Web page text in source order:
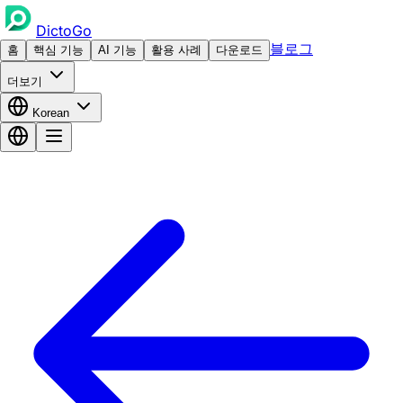
DictoGo
홈 핵심 기능 AI 기능 활용 사례 다운로드 블로그
더보기
Korean